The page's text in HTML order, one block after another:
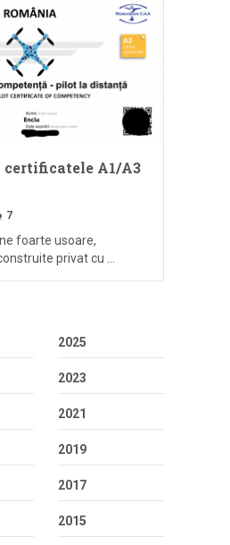
certificatele A1/A3
7
foarte usoare,
privat cu …
2025
2023
2021
2019
2017
2015